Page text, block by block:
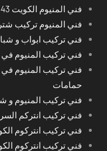
فني المنيوم الكويت 52227343
فني المنيوم تركيب
فني تركيب ابواب و
فني تركيب المنيوم في
فني تركيب المنيوم في
حمامات
فني تركيب المنيوم و
فني تركيب انتركم
فني تركيب انتركوم الكويت
فني تركيب انتركوم